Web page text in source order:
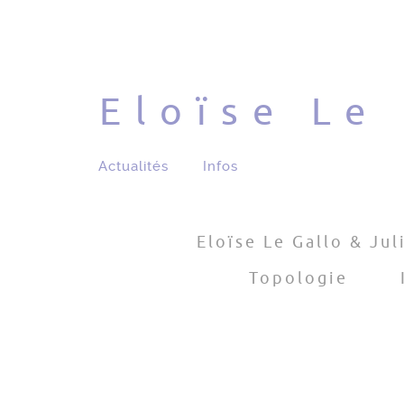
Eloïse Le
Actualités Infos
Eloïse Le Gallo &
Topologie